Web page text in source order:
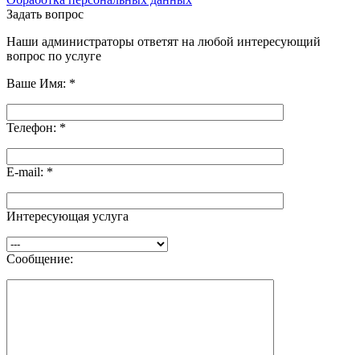
Задать вопрос
Наши администраторы ответят на любой интересующий
вопрос по услуге
Ваше Имя: *
Телефон: *
E-mail: *
Интересующая услуга
Сообщение: